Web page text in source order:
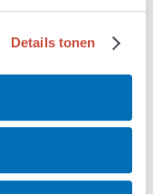
Details tonen
contactgegevens
over
en het
géén medicijnen
(NMZ Biobank) is